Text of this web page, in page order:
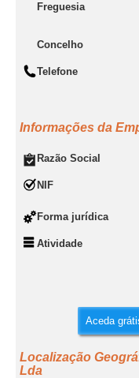
Freguesia
Concelho
Telefone
Informações da
Razão Social
NIF
Forma jurídica
Atividade
Aceda
Localização
Lda